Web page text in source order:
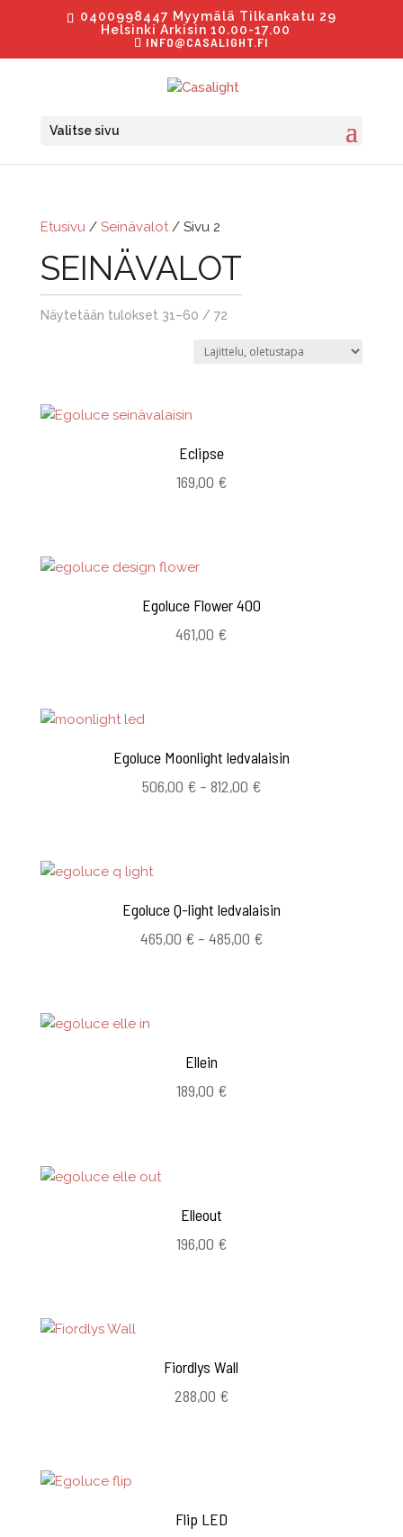
0400998447 Myymälä Tilkankatu 29
Helsinki Arkisin 10.00-17.00
INFO@CASALIGHT.FI
Valitse sivu
Etusivu/ Seinävalot/ Sivu 2
SEINÄVALOT
Näytetään tulokset 31–60 / 72
Eclipse
169,00 €
Egoluce Flower 400
461,00 €
Egoluce Moonlight ledvalaisin
506,00 € – 812,00 €Hintaluokka:
Egoluce Q-light ledvalaisin
465,00 € – 485,00 €Hintaluokka:
Ellein
189,00 €
Elleout
196,00 €
Fiordlys Wall
288,00 €
Flip LED